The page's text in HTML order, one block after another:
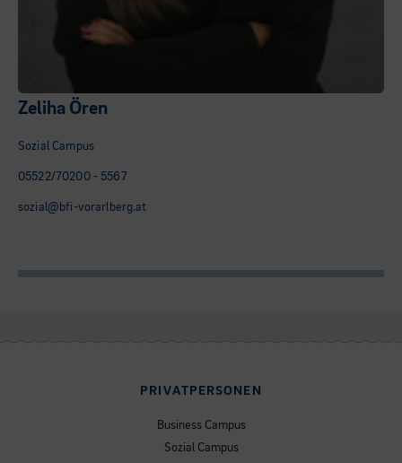
Zeliha Ören
Sozial Campus
05522/70200 - 5567
sozial@bfi-vorarlberg.at
PRIVATPERSONEN
Business Campus
Sozial Campus